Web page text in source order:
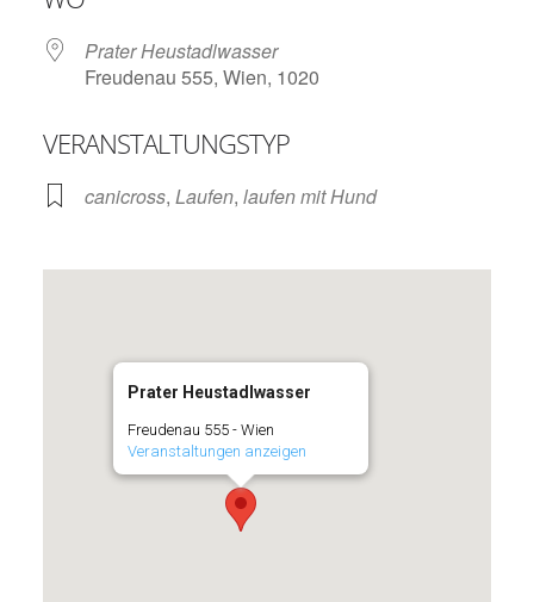
Prater Heustadlwasser
Freudenau 555, Wien, 1020
VERANSTALTUNGSTYP
canicross, Laufen, laufen mit Hund
Prater Heustadlwasser
Freudenau 555 - Wien
Veranstaltungen anzeigen